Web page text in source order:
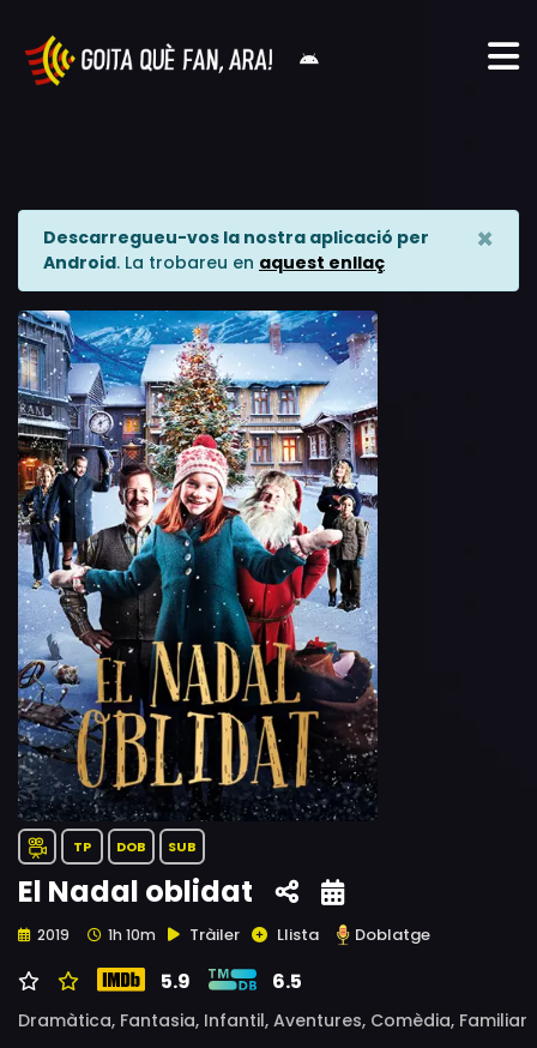
Descarregueu-vos la nostra aplicació per
Android. La trobareu en aquest enllaç
×
TP DOB SUB
El Nadal oblidat
2019 1h 10m Tràiler Llista Doblatge
5.9 6.5
Dramàtica, Fantasia, Infantil, Aventures, Comèdia, Familiar